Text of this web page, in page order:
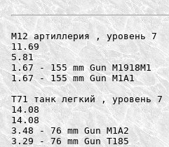
M12 артиллерия , уровень 7
11.69
5.81
1.67 - 155 mm Gun M1918M1
1.67 - 155 mm Gun M1A1
T71 танк легкий , уровень 7
14.08
14.08
3.48 - 76 mm Gun M1A2
3.29 - 76 mm Gun T185